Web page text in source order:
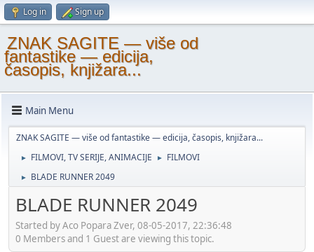
Log in Sign up
ZNAK SAGITE — više od
fantastike — edicija,
časopis, knjižara...
Main Menu
ZNAK SAGITE — više od fantastike — edicija, časopis, knjižara...
► FILMOVI, TV SERIJE, ANIMACIJE ► FILMOVI
► BLADE RUNNER 2049
BLADE RUNNER 2049
Started by Aco Popara Zver, 08-05-2017, 22:36:48
0 Members and 1 Guest are viewing this topic.